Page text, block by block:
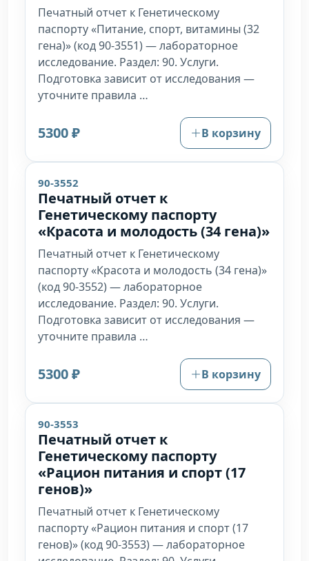
Печатный отчет к Генетическому
паспорту «Питание, спорт, витамины (32
гена)» (код 90-3551) — лабораторное
исследование. Раздел: 90. Услуги.
Подготовка зависит от исследования —
уточните правила …
5300 ₽ В корзину
90-3552
Печатный отчет к
Генетическому паспорту
«Красота и молодость (34 гена)»
Печатный отчет к Генетическому
паспорту «Красота и молодость (34 гена)»
(код 90-3552) — лабораторное
исследование. Раздел: 90. Услуги.
Подготовка зависит от исследования —
уточните правила …
5300 ₽ В корзину
90-3553
Печатный отчет к
Генетическому паспорту
«Рацион питания и спорт (17
генов)»
Печатный отчет к Генетическому
паспорту «Рацион питания и спорт (17
генов)» (код 90-3553) — лабораторное